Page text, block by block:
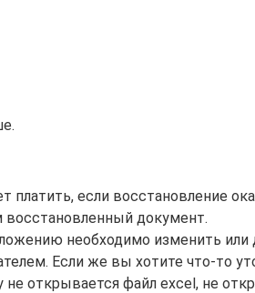
платить, если восстановление
восстановленный документ.
необходимо изменить
Если же вы хотите что-то
открывается файл excel, не